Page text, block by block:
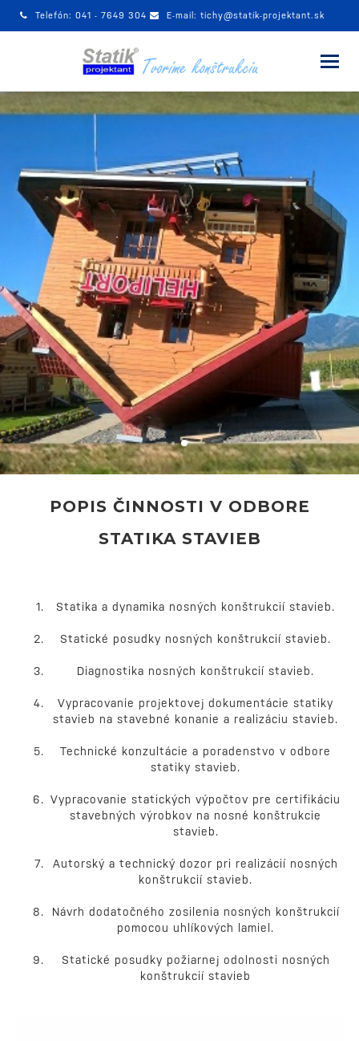
Telefón: 041 - 7649 304 E-mail: tichy@statik-projektant.sk
POPIS ČINNOSTI V ODBORE
STATIKA STAVIEB
Statika a dynamika nosných konštrukcií stavieb.
Statické posudky nosných konštrukcií stavieb.
Diagnostika nosných konštrukcií stavieb.
Vypracovanie projektovej dokumentácie statiky
stavieb na stavebné konanie a realizáciu stavieb.
Technické konzultácie a poradenstvo v odbore
statiky stavieb.
Vypracovanie statických výpočtov pre certifikáciu
stavebných výrobkov na nosné konštrukcie
stavieb.
Autorský a technický dozor pri realizácií nosných
konštrukcií stavieb.
Návrh dodatočného zosilenia nosných konštrukcií
pomocou uhlíkových lamiel.
Statické posudky požiarnej odolnosti nosných
konštrukcií stavieb